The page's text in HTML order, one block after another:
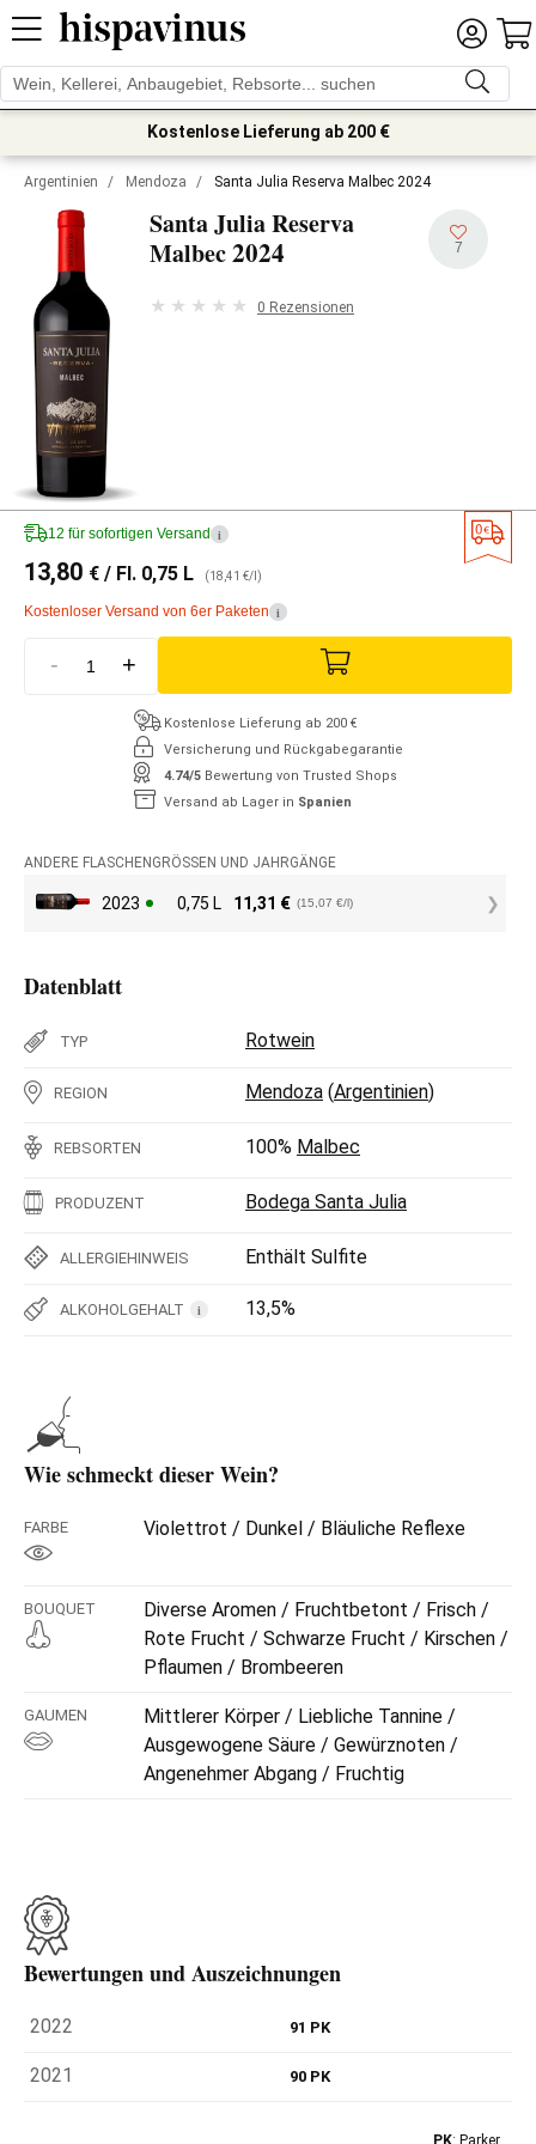
Kostenlose Lieferung ab 200 €
Argentinien / Mendoza / Santa Julia Reserva Malbec 2024
Santa Julia Reserva
Malbec2024 7
0 Rezensionen
12 für sofortigen Versand i
13,80 € / Fl. 0,75 L (18,41 €/l)
Kostenloser Versand von 6er Paketen i
- +
Kostenlose Lieferung ab 200 €
Versicherung und Rückgabegarantie
4.74/5 Bewertung von Trusted Shops
Versand ab Lager in Spanien
ANDERE FLASCHENGRÖSSEN UND JAHRGÄNGE
2023 0,75 L 11,31 € (15,07 €/l)
Datenblatt
TYP Rotwein
REGION Mendoza (Argentinien)
REBSORTEN 100% Malbec
PRODUZENT Bodega Santa Julia
ALLERGIEHINWEIS Enthält Sulfite
ALKOHOLGEHALT i 13,5%
Wie schmeckt dieser Wein?
FARBE Violettrot / Dunkel / Bläuliche Reflexe
BOUQUET
Diverse Aromen / Fruchtbetont / Frisch /
Rote Frucht / Schwarze Frucht / Kirschen /
Pflaumen / Brombeeren
GAUMEN
Mittlerer Körper / Liebliche Tannine /
Ausgewogene Säure / Gewürznoten /
Angenehmer Abgang / Fruchtig
Bewertungen und Auszeichnungen
2022 91 PK
2021 90 PK
PK: Parker